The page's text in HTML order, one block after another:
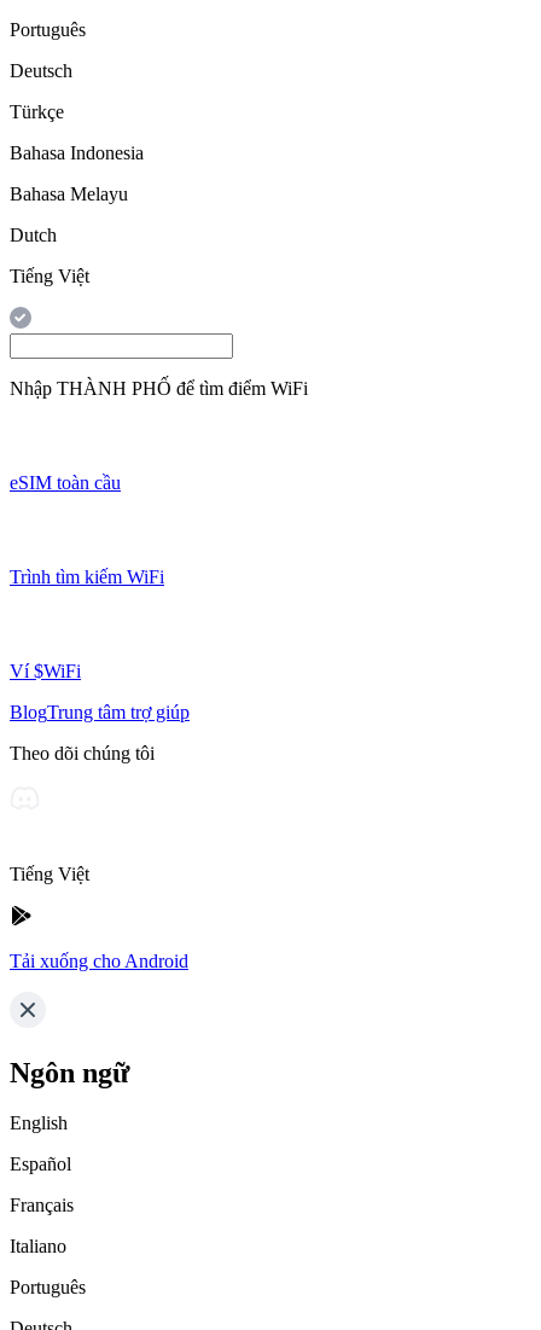
Português
Deutsch
Türkçe
Bahasa Indonesia
Bahasa Melayu
Dutch
Tiếng Việt
Nhập THÀNH PHỐ để tìm điểm WiFi
eSIM toàn cầu
Trình tìm kiếm WiFi
Ví $WiFi
BlogTrung tâm trợ giúp
Theo dõi chúng tôi
Tiếng Việt
Tải xuống cho Android
Ngôn ngữ
English
Español
Français
Italiano
Português